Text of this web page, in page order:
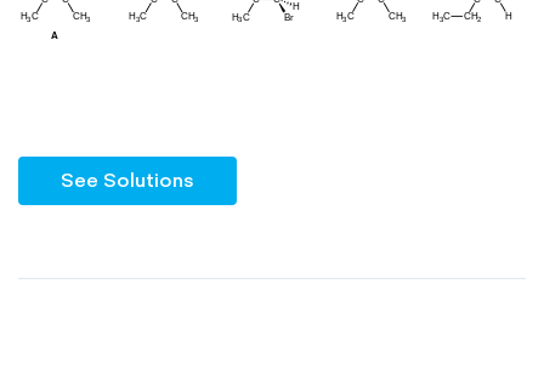
See Solutions